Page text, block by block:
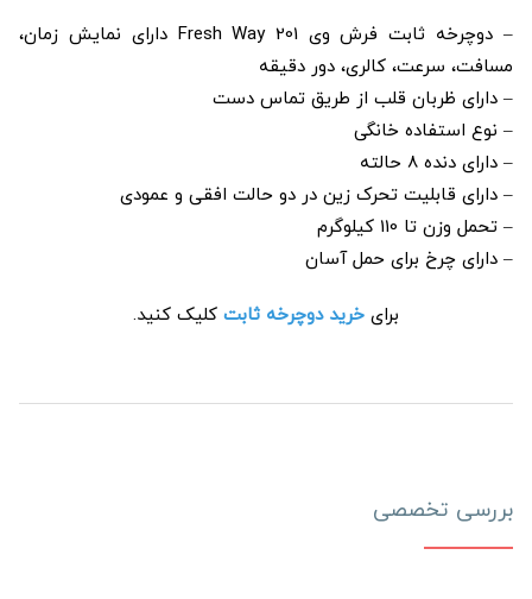
– دوچرخه ثابت فرش وی Fresh Way 201 دارای نمایش زمان،
مسافت، سرعت، کالری، دور دقیقه
– دارای ظربان قلب از طریق تماس دست
– نوع استفاده خانگی
– دارای دنده 8 حالته
– دارای قابلیت تحرک زین در دو حالت افقی و عمودی
– تحمل وزن تا 110 کیلوگرم
– دارای چرخ برای حمل آسان
برای خرید دوچرخه ثابت کلیک کنید.
بررسی تخصصی